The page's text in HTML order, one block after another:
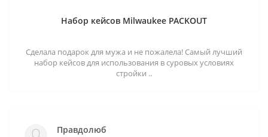
Набор кейсов Milwaukee PACKOUT
Сделала подарок для мужа и не пожалела! Самый лучший
набор кейсов для использования в суровых условиях
стройки ..
Правдолюб